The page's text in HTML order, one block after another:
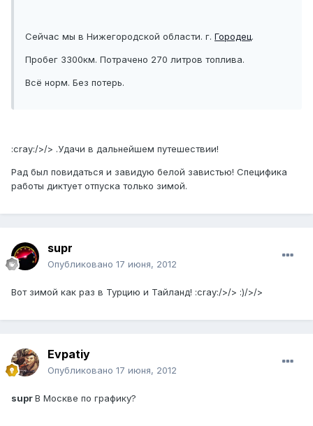
Сейчас мы в Нижегородской области. г. Городец.
Пробег 3300км. Потрачено 270 литров топлива.
Всё норм. Без потерь.
:cray:/>/> .Удачи в дальнейшем путешествии!
Рад был повидаться и завидую белой завистью! Специфика
работы диктует отпуска только зимой.
supr
Опубликовано 17 июня, 2012
Вот зимой как раз в Турцию и Тайланд! :cray:/>/> :)/>/>
Evpatiy
Опубликовано 17 июня, 2012
suprВ Москве по графику?